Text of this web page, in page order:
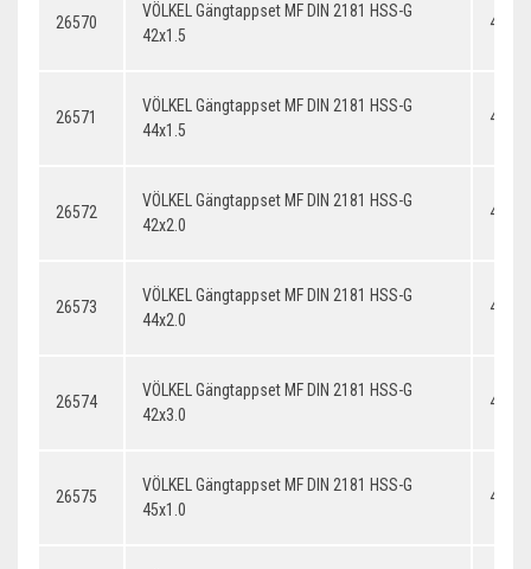
26570
VÖLKEL Gängtappset MF DIN 2181 HSS-G
42x1.5
26571
VÖLKEL Gängtappset MF DIN 2181 HSS-G
44x1.5
26572
VÖLKEL Gängtappset MF DIN 2181 HSS-G
42x2.0
26573
VÖLKEL Gängtappset MF DIN 2181 HSS-G
44x2.0
26574
VÖLKEL Gängtappset MF DIN 2181 HSS-G
42x3.0
26575
VÖLKEL Gängtappset MF DIN 2181 HSS-G
45x1.0